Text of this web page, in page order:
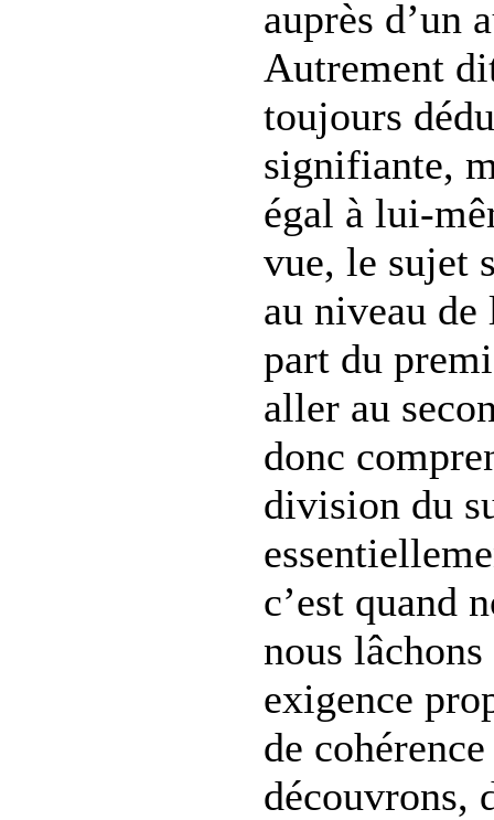
auprès d’un
Autrement
toujours
signifiante,
égal à lui-
vue, le sujet
au niveau
part du
aller au
donc
division du
c’est quand
nous
exigence
de
découvrons,